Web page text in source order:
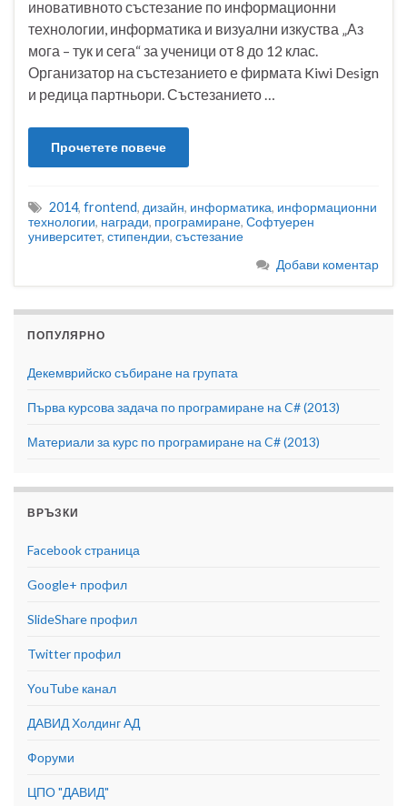
иновативното състезание по информационни
технологии, информатика и визуални изкуства „Аз
мога – тук и сега“ за ученици от 8 до 12 клас.
Организатор на състезанието е фирмата Kiwi Design
и редица партньори. Състезанието …
Прочетете повече
2014, frontend, дизайн, информатика, информационни
технологии, награди, програмиране, Софтуерен
университет, стипендии, състезание
Добави коментар
ПОПУЛЯРНО
Декемврийско събиране на групата
Първа курсова задача по програмиране на C# (2013)
Материали за курс по програмиране на C# (2013)
ВРЪЗКИ
Facebook страница
Google+ профил
SlideShare профил
Twitter профил
YouTube канал
ДАВИД Холдинг АД
Форуми
ЦПО "ДАВИД"